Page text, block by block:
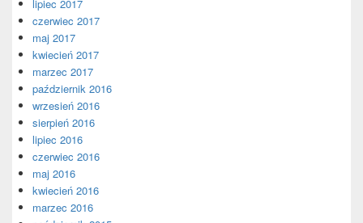
lipiec 2017
czerwiec 2017
maj 2017
kwiecień 2017
marzec 2017
październik 2016
wrzesień 2016
sierpień 2016
lipiec 2016
czerwiec 2016
maj 2016
kwiecień 2016
marzec 2016